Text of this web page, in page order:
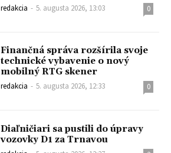
redakcia - 5. augusta 2026, 13:03 0
Finančná správa rozšírila svoje
technické vybavenie o nový
mobilný RTG skener
redakcia - 5. augusta 2026, 12:33 0
Diaľničiari sa pustili do úpravy
vozovky D1 za Trnavou